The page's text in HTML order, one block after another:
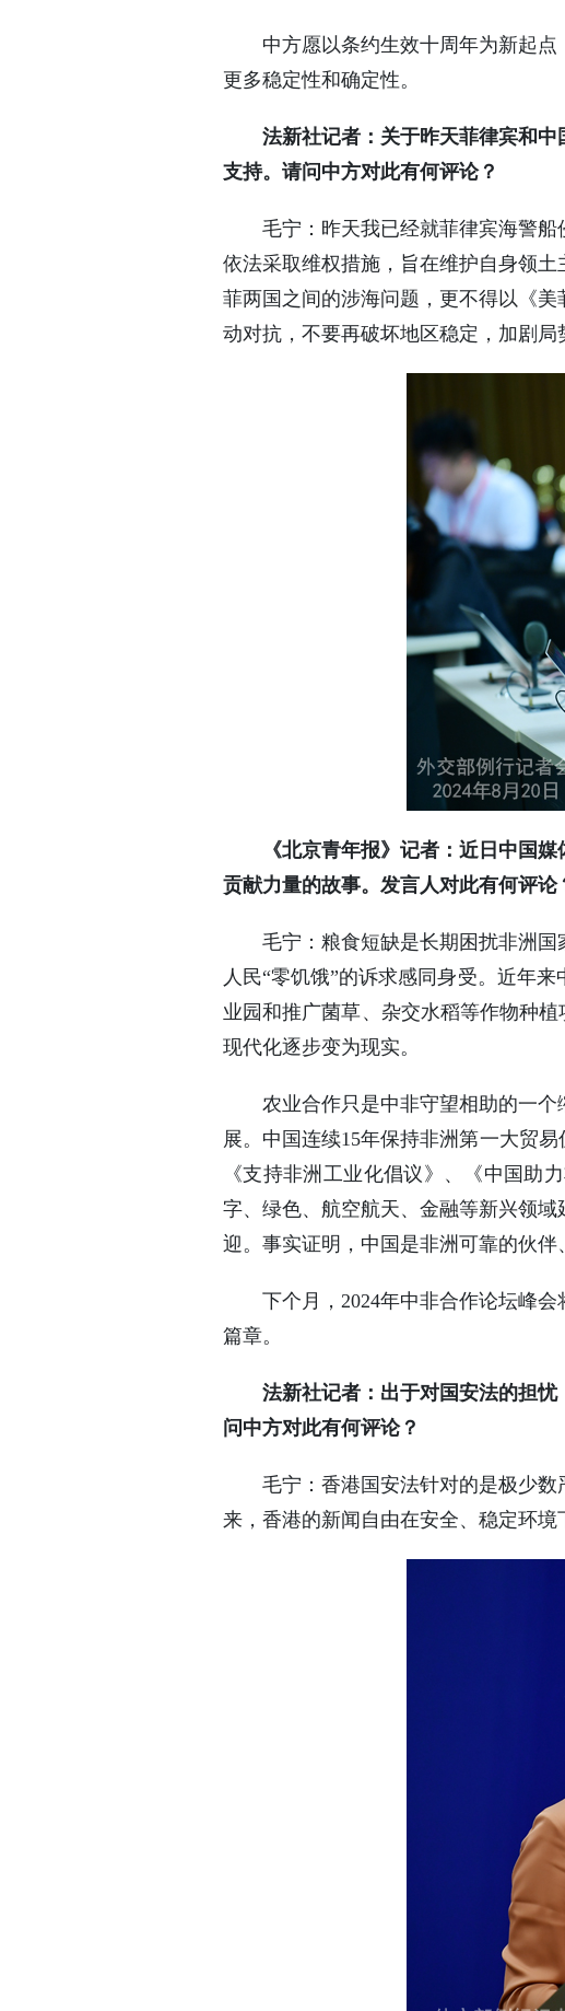
中方愿以条约生效十周年为新起
更多稳定性和确定性。
法新社记者：关于昨天菲律宾和
支持。请问中方对此有何评论？
毛宁：昨天我已经就菲律宾海警
依法采取维权措施，旨在维护自身领
菲两国之间的涉海问题，更不得以《
动对抗，不要再破坏地区稳定，加剧局
《北京青年报》记者：近日中国
贡献力量的故事。发言人对此有何评
毛宁：粮食短缺是长期困扰非洲
人民“零饥饿”的诉求感同身受。近年
业园和推广菌草、杂交水稻等作物种
现代化逐步变为现实。
农业合作只是中非守望相助的一
展。中国连续15年保持非洲第一大贸
《支持非洲工业化倡议》、《中国助
字、绿色、航空航天、金融等新兴领
迎。事实证明，中国是非洲可靠的伙伴
下个月，2024年中非合作论坛峰
篇章。
法新社记者：出于对国安法的担
问中方对此有何评论？
毛宁：香港国安法针对的是极少
来，香港的新闻自由在安全、稳定环境